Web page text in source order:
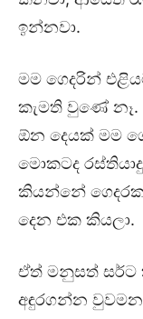
ඉන්නවා.
මම ගෙදරින්
කැමති වුණේ නෑ.
ඕන දෙයක් මම
මොකටද
කියන්නේ
දෙන එක කියලා.
ඒත් මනුසත් සර්ට
අඳුරගන්න